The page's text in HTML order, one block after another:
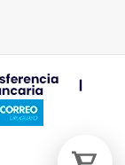
opciones
se
pueden
elegir